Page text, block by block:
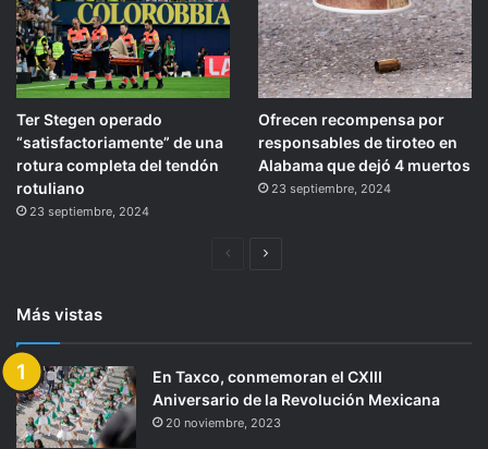
Ter Stegen operado
“satisfactoriamente” de una
rotura completa del tendón
rotuliano
23 septiembre, 2024
Ofrecen recompensa por
responsables de tiroteo en
Alabama que dejó 4 muertos
23 septiembre, 2024
PáginaSiguiente
Más vistas
En Taxco, conmemoran el CXIII
Aniversario de la Revolución Mexicana
20 noviembre, 2023